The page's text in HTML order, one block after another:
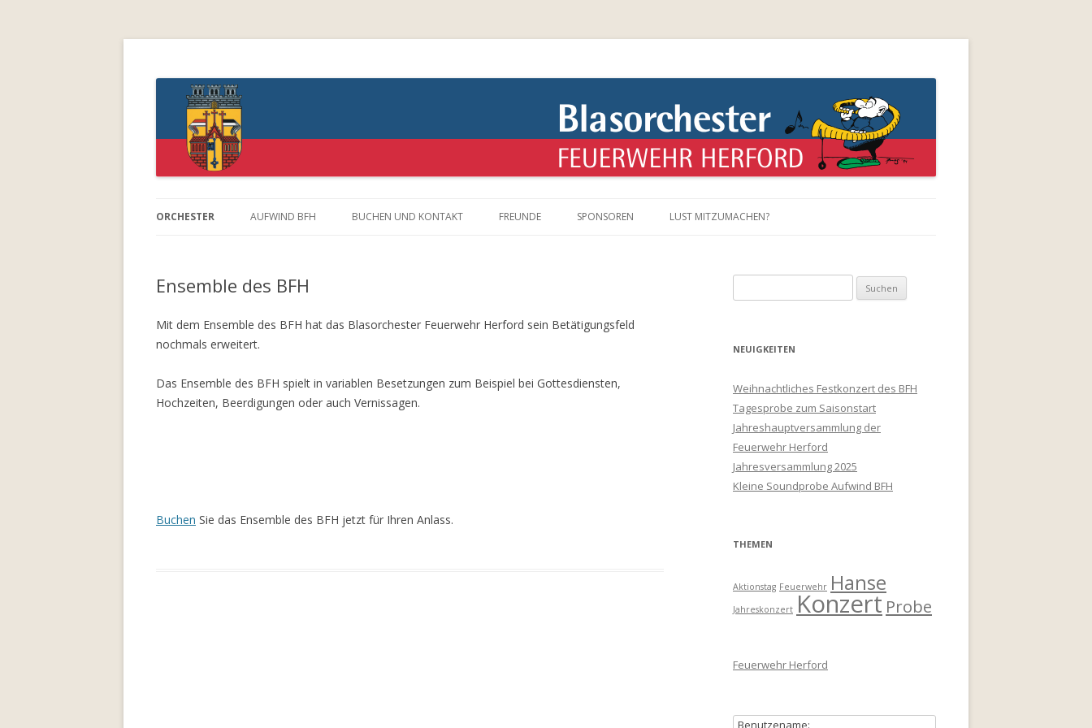
Blasorchester Feuerwehr Herford – überraschend anders !
ORCHESTER
COMBO DES BFH
ENSEMBLE DES BFH
AUFWIND BFH BUCHEN UND KONTAKT FREUNDE SPONSOREN LUST MITZUMACHEN?
Ensemble des BFH
Mit dem Ensemble des BFH hat das Blasorchester Feuerwehr Herford sein Betätigungsfeld
nochmals erweitert.
Das Ensemble des BFH spielt in variablen Besetzungen zum Beispiel bei Gottesdiensten,
Hochzeiten, Beerdigungen oder auch Vernissagen.
Buchen Sie das Ensemble des BFH jetzt für Ihren Anlass.
nach:
NEUIGKEITEN
Weihnachtliches Festkonzert des BFH
Tagesprobe zum Saisonstart
Jahreshauptversammlung der
Feuerwehr Herford
Jahresversammlung 2025
Kleine Soundprobe Aufwind BFH
THEMEN
Aktionstag Feuerwehr Hanse
Jahreskonzert Konzert Probe
Feuerwehr Herford
Benutzename: